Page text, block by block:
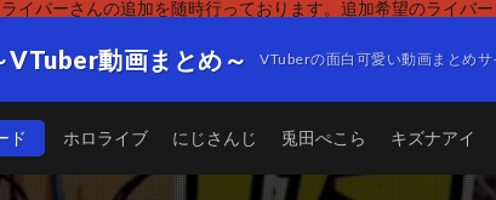
イバーさんの追加を随時行っております。追加希望のライバ
VTuber動画まとめ～ VTuberの面白可愛い動画まとめ
ド ホロライブ にじさんじ 兎田ぺこら キズナアイ